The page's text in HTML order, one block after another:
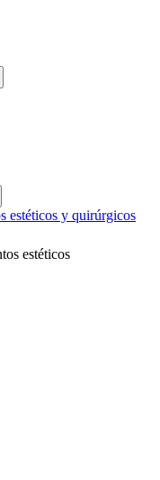
estéticos y quirúrgicos
estéticos